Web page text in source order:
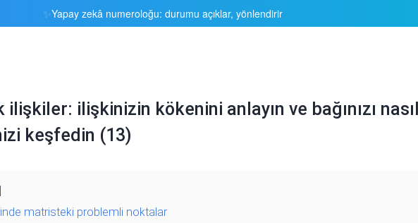
ilişkinizin kökenini anlayın ve bağınızı nasıl
keşfedin (13)
matristeki problemli noktalar
✨Yapay zekâ numeroloğu: durumu açıklar, yönlendirir